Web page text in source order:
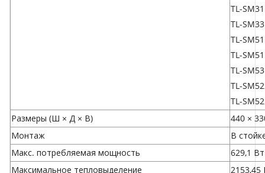
TL-
TL-
TL-
TL-
TL-
TL-
TL-
Размеры (Ш × Д × В)
440 ×
Монтаж
В
Макс. потребляемая мощность
629,1
Максимальное тепловыделение
2153,45